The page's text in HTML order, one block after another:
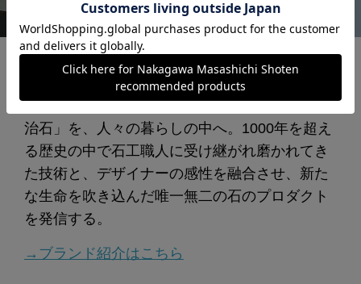
点を構える株式会社 蒼島が手がける「AJI
PROJECT」。世界的にも最高級とされる「庵
治石」を、人々の暮らしの中へ。1000年を超え
る歴史の中で石工職人に受け継がれ磨かれてき
た技術と、デザイナーの感性を融合させ、新た
な生命を吹き込んだ唯一無二の石のプロダクト
を発信する。
→ブランド紹介はこちら